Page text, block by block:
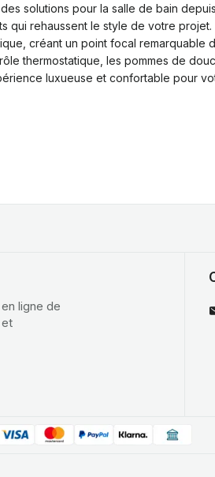
solutions pour la salle de bain
qui rehaussent le style de votre
créant un point focal remarquable
thermostatique, les pommes de
luxueuse et confortable pour
ligne de